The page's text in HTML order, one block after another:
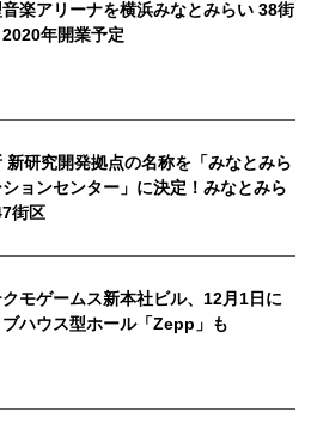
楽アリーナを横浜みなとみらい 38街
年開業予定
新研究開発拠点の名称を「みなとみら
ョンセンター」に決定！みなとみら
街区
モゲームス新本社ビル、12月1日に
ハウス型ホール「Zepp」も